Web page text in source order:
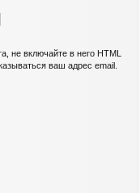
не включайте в него HTML
ваш адрес email.